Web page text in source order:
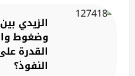
الزيدي
وضغوط
القدرة
النفوذ؟